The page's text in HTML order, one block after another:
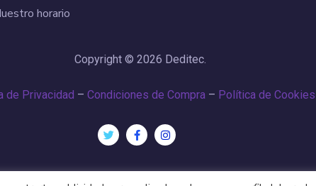
horario
Copyright © 2026 Deditec.
de Privacidad – Condiciones de Compra– Política de Cookies